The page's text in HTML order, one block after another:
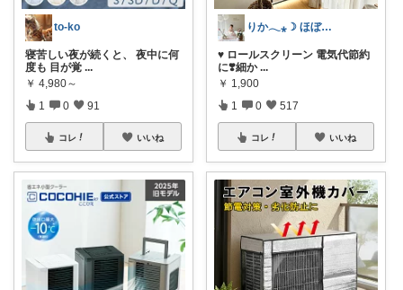
to-ko
寝苦しい夜が続くと、 夜中に何
度も 目が覚 ...
￥ 4,980～
1 0 91
コレ いいね
りか𓂃⁎☽ ほぼオリ写
♥ ロールスクリーン 電気代節約
に❣️細か ...
￥ 1,900
1 0 517
コレ いいね